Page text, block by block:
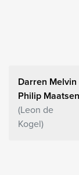
Darren Melvin
Philip Maatsen
Leon de
Kogel